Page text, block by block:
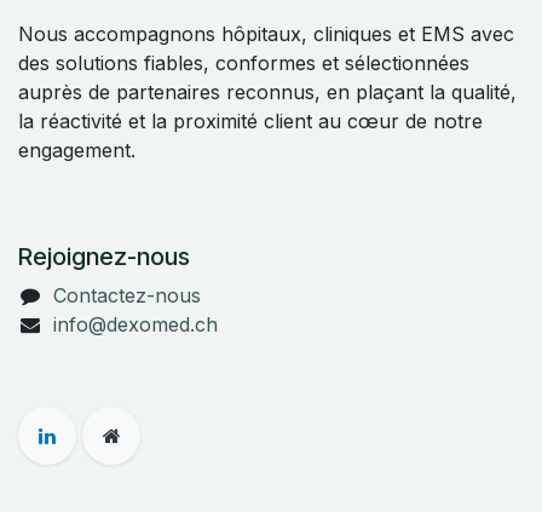
Nous accompagnons hôpitaux, cliniques et EMS avec
des solutions fiables, conformes et sélectionnées
auprès de partenaires reconnus, en plaçant la qualité,
la réactivité et la proximité client au cœur de notre
engagement.
Rejoignez-nous
Contactez-nous
info@dexomed.ch